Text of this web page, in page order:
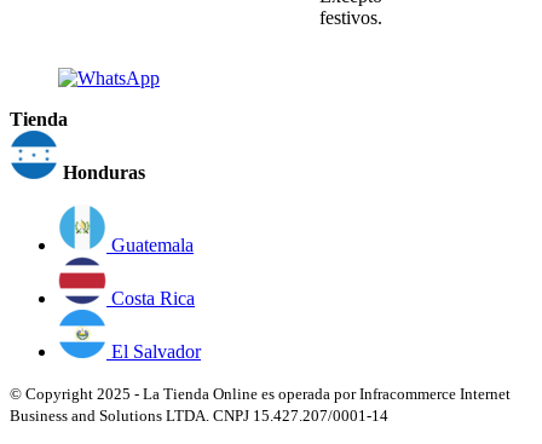
festivos.
Tienda
Honduras
Guatemala
Costa Rica
El Salvador
© Copyright 2025 - La Tienda Online es operada por Infracommerce Internet
Business and Solutions LTDA. CNPJ 15.427.207/0001-14